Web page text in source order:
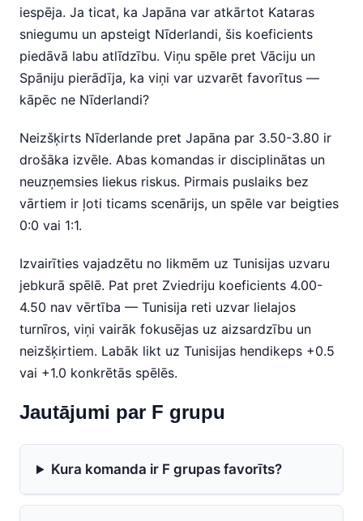
iespēja. Ja ticat, ka Japāna var atkārtot Kataras
sniegumu un apsteigt Nīderlandi, šis koeficients
piedāvā labu atlīdzību. Viņu spēle pret Vāciju un
Spāniju pierādīja, ka viņi var uzvarēt favorītus —
kāpēc ne Nīderlandi?
Neizšķirts Nīderlande pret Japāna par 3.50-3.80 ir
drošāka izvēle. Abas komandas ir disciplinātas un
neuzņemsies liekus riskus. Pirmais puslaiks bez
vārtiem ir ļoti ticams scenārijs, un spēle var beigties
0:0 vai 1:1.
Izvairīties vajadzētu no likmēm uz Tunisijas uzvaru
jebkurā spēlē. Pat pret Zviedriju koeficients 4.00-
4.50 nav vērtība — Tunisija reti uzvar lielajos
turnīros, viņi vairāk fokusējas uz aizsardzību un
neizšķirtiem. Labāk likt uz Tunisijas hendikeps +0.5
vai +1.0 konkrētās spēlēs.
Jautājumi par F grupu
Kura komanda ir F grupas favorīts?